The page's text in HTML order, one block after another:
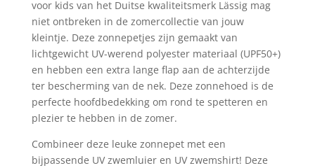
voor kids van het Duitse kwaliteitsmerk Lässig mag
niet ontbreken in de zomercollectie van jouw
kleintje. Deze zonnepetjes zijn gemaakt van
lichtgewicht UV-werend polyester materiaal (UPF50+)
en hebben een extra lange flap aan de achterzijde
ter bescherming van de nek. Deze zonnehoed is de
perfecte hoofdbedekking om rond te spetteren en
plezier te hebben in de zomer.
Combineer deze leuke zonnepet met een
bijpassende UV zwemluier en UV zwemshirt! Deze